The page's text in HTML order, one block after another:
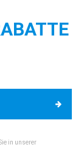
in unserer